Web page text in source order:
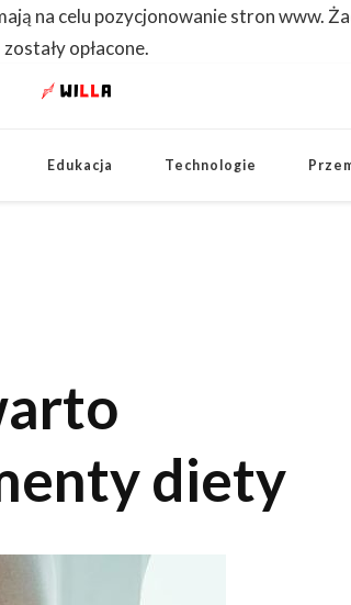
na celu pozycjonowanie stron www.
zostały opłacone.
Edukacja Technologie
diety